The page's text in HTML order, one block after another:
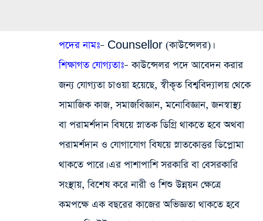
পদের নামঃ– Counsellor (কাউন্সেলর)।
শিক্ষাগত যোগ্যতাঃ– কাউন্সেলর পদে আবেদন করার
জন্য যোগ্যতা চাওয়া হয়েছে, স্বীকৃত বিশ্ববিদ্যালয় থেকে
সামাজিক কাজ, সমাজবিজ্ঞান, মনোবিজ্ঞান, জনস্বাস্থ্য
বা পরামর্শদান বিষয়ে স্নাতক ডিগ্রি থাকতে হবে অথবা
পরামর্শদান ও যোগাযোগ বিষয়ে স্নাতকোত্তর ডিপ্লোমা
থাকতে পারে। এর পাশাপাশি সরকারি বা বেসরকারি
সংস্থায়, বিশেষ করে নারী ও শিশু উন্নয়ন ক্ষেত্রে
কমপক্ষে এক বছরের কাজের অভিজ্ঞতা থাকতে হবে